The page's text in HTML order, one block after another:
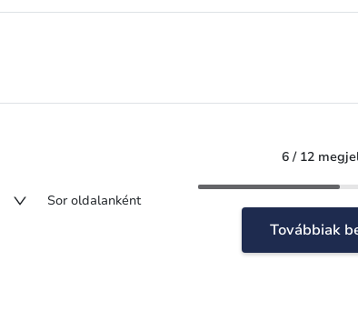
Sor oldalanként
6 / 12
Továbbiak